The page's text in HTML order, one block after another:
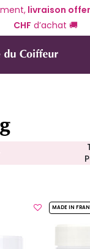
livraison
CHF d’achat 🚚
MADE IN